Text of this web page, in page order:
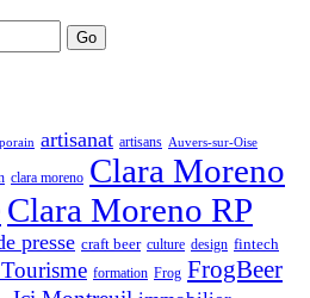
artisanat artisans Auvers-sur-Oise
clara moreno Clara Moreno
Clara Moreno RP
presse craft beer culture design fintech
formation Frog FrogBeer